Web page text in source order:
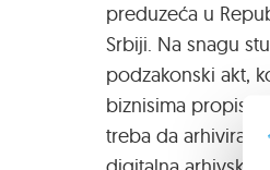
preduzeća u
Srbiji. Na snagu
podzakonski akt,
biznisima propisuje
treba da arhiviraju i